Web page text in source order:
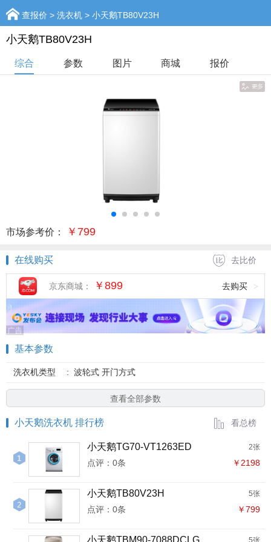
查报价 > 洗衣机 > 小天鹅TB80V23H
小天鹅TB80V23H
综合 参数 图片 商城 报价
市场参考价： ￥799
在线购买 去比价
京东商城： ￥899 去购买 >
基本参数
洗衣机类型 : 波轮式 开门方式
查看全部参数
小天鹅洗衣机 排行榜 看总榜
小天鹅TG70-VT1263ED 2张
点评：0条 ￥2198
小天鹅TB80V23H 5张
点评：0条 ￥799
小天鹅TBM90-7088DCLG 5张